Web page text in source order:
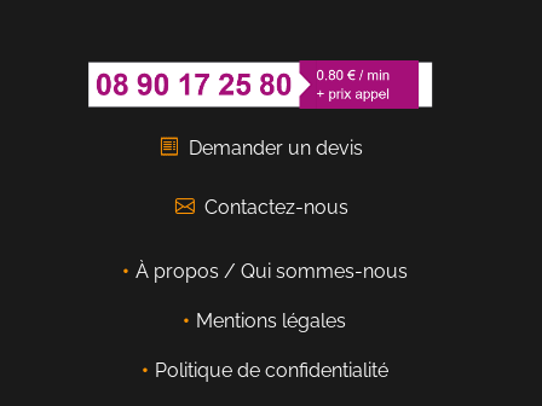
Demander un devis
Contactez-nous
À propos / Qui sommes-nous
Mentions légales
Politique de confidentialité